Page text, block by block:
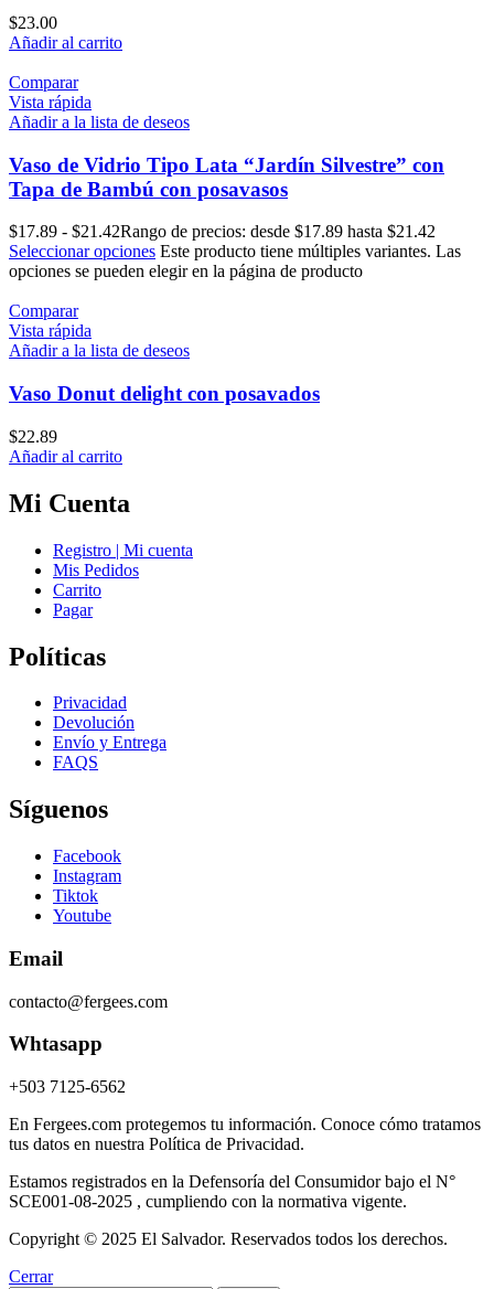
$23.00
Añadir al carrito
Comparar
Vista rápida
Añadir a la lista de deseos
Vaso de Vidrio Tipo Lata “Jardín Silvestre” con
Tapa de Bambú con posavasos
$17.89 - $21.42Rango de precios: desde $17.89 hasta $21.42
Seleccionar opciones Este producto tiene múltiples variantes. Las
opciones se pueden elegir en la página de producto
Comparar
Vista rápida
Añadir a la lista de deseos
Vaso Donut delight con posavados
$22.89
Añadir al carrito
Mi Cuenta
Registro | Mi cuenta
Mis Pedidos
Carrito
Pagar
Políticas
Privacidad
Devolución
Envío y Entrega
FAQS
Síguenos
Facebook
Instagram
Tiktok
Youtube
Email
contacto@fergees.com
Whtasapp
+503 7125-6562
En Fergees.com protegemos tu información. Conoce cómo tratamos
tus datos en nuestra Política de Privacidad.
Estamos registrados en la Defensoría del Consumidor bajo el N°
SCE001-08-2025 , cumpliendo con la normativa vigente.
Copyright © 2025 El Salvador. Reservados todos los derechos.
Cerrar